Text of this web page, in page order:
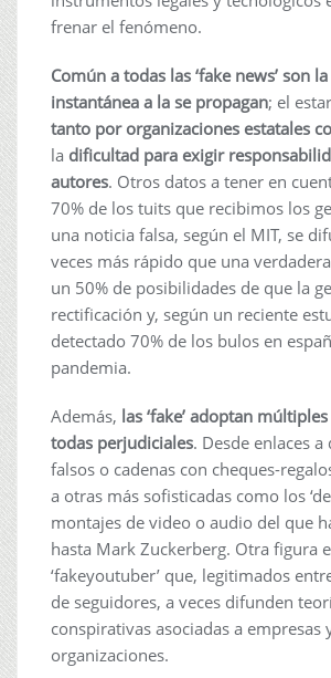
frenar el fenómeno.
Común a todas las ‘fake news’ son
instantánea a la se propagan; el estar
tanto por organizaciones estatales
la dificultad para exigir
autores. Otros datos a tener en
70% de los tuits que recibimos los
una noticia falsa, según el MIT, se
veces más rápido que una
un 50% de posibilidades de que la
rectificación y, según un reciente
detectado 70% de los bulos en
pandemia.
Además, las ‘fake’ adoptan
todas perjudiciales. Desde enlaces
falsos o cadenas con cheques-
a otras más sofisticadas como los
montajes de video o audio del que
hasta Mark Zuckerberg. Otra figura
‘fakeyoutuber’ que, legitimados
de seguidores, a veces difunden
conspirativas asociadas a empresas
organizaciones.